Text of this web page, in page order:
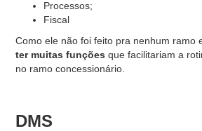
Processos;
Fiscal
Como ele não foi feito pra nenhum ramo
ter muitas funções que facilitariam a
no ramo concessionário.
DMS